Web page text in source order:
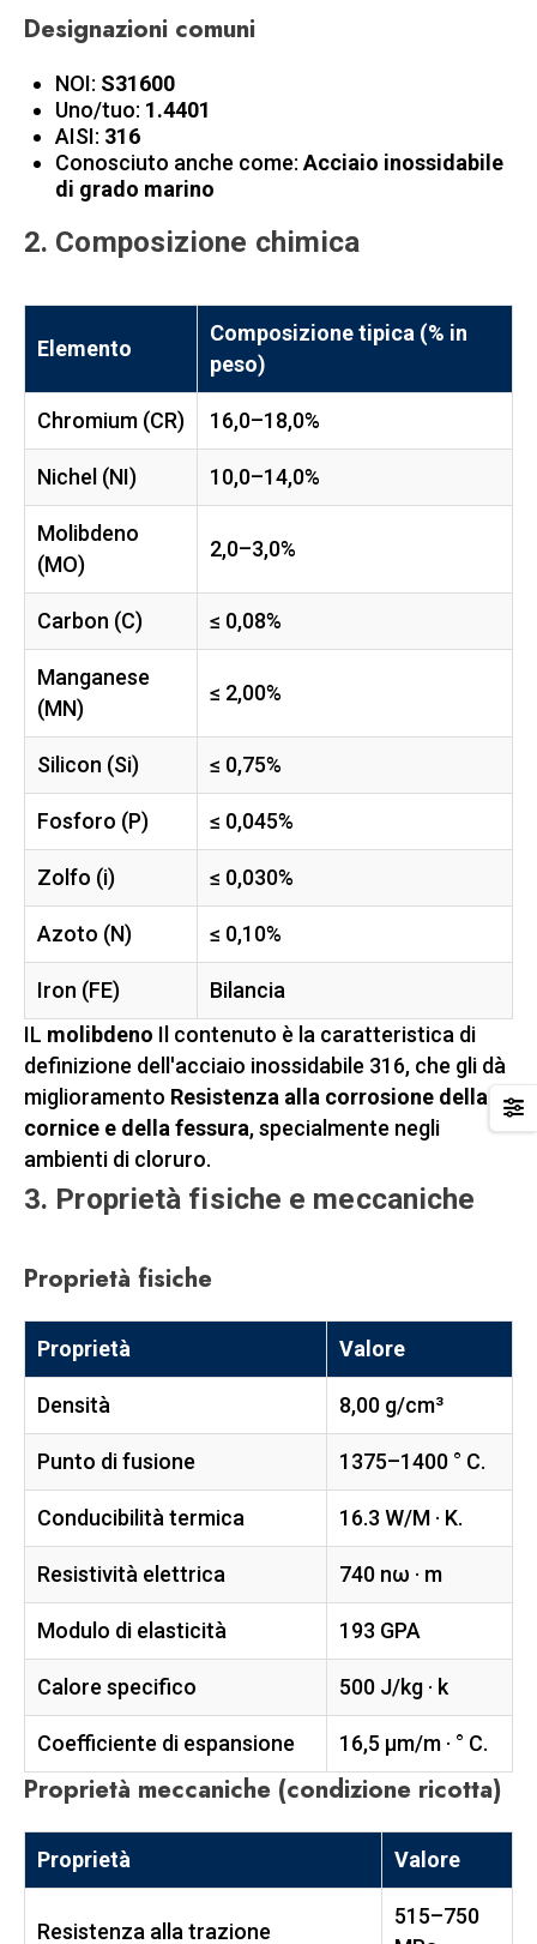
Designazioni comuni
NOI: S31600
Uno/tuo: 1.4401
AISI: 316
Conosciuto anche come:Acciaio inossidabile
di grado marino
2. Composizione chimica
Elemento
Composizione tipica (% in
peso)
Chromium (CR) 16,0–18,0%
Nichel (NI) 10,0–14,0%
Molibdeno
(MO)
2,0–3,0%
Carbon (C) ≤ 0,08%
Manganese
(MN)
≤ 2,00%
Silicon (Si) ≤ 0,75%
Fosforo (P) ≤ 0,045%
Zolfo (i) ≤ 0,030%
Azoto (N) ≤ 0,10%
Iron (FE)
Bilancia
IL molibdeno Il contenuto è la caratteristica di
definizione dell'acciaio inossidabile 316, che gli dà
miglioramento Resistenza alla corrosione della
cornice e della fessura, specialmente negli
ambienti di cloruro.
3. Proprietà fisiche e meccaniche
Proprietà fisiche
Proprietà Valore
Densità 8,00 g/cm³
Punto di fusione 1375–1400 ° C.
Conducibilità termica 16.3 W/M · K.
Resistività elettrica 740 nω · m
Modulo di elasticità 193 GPA
Calore specifico 500 J/kg · k
Coefficiente di espansione 16,5 µm/m · ° C.
Proprietà meccaniche (condizione ricotta)
Proprietà Valore
Resistenza alla trazione
515–750